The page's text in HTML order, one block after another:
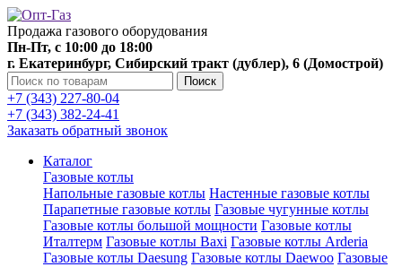
Продажа газового оборудования
Пн-Пт, с 10:00 до 18:00
г. Екатеринбург, Сибирский тракт (дублер), 6 (Домострой)
Поиск
+7 (343) 227-80-04
+7 (343) 382-24-41
Заказать обратный звонок
Каталог
Газовые котлы
Напольные газовые котлы Настенные газовые котлы
Парапетные газовые котлы Газовые чугунные котлы
Газовые котлы большой мощности Газовые котлы
Италтерм Газовые котлы Baxi Газовые котлы Arderia
Газовые котлы Daesung Газовые котлы Daewoo Газовые